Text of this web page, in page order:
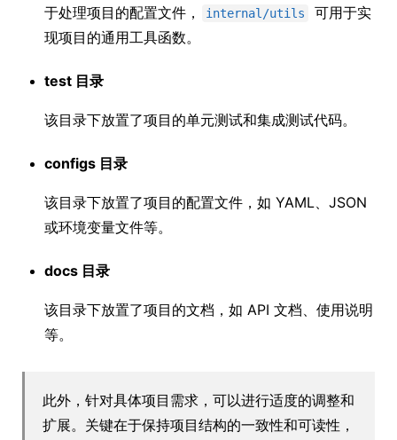
于处理项目的配置文件，
internal/utils
可用于实
现项目的通用工具函数。
test 目录
该目录下放置了项目的单元测试和集成测试代码。
configs 目录
该目录下放置了项目的配置文件，如 YAML、JSON
或环境变量文件等。
docs 目录
该目录下放置了项目的文档，如 API 文档、使用说明
等。
此外，针对具体项目需求，可以进行适度的调整和
扩展。关键在于保持项目结构的一致性和可读性，